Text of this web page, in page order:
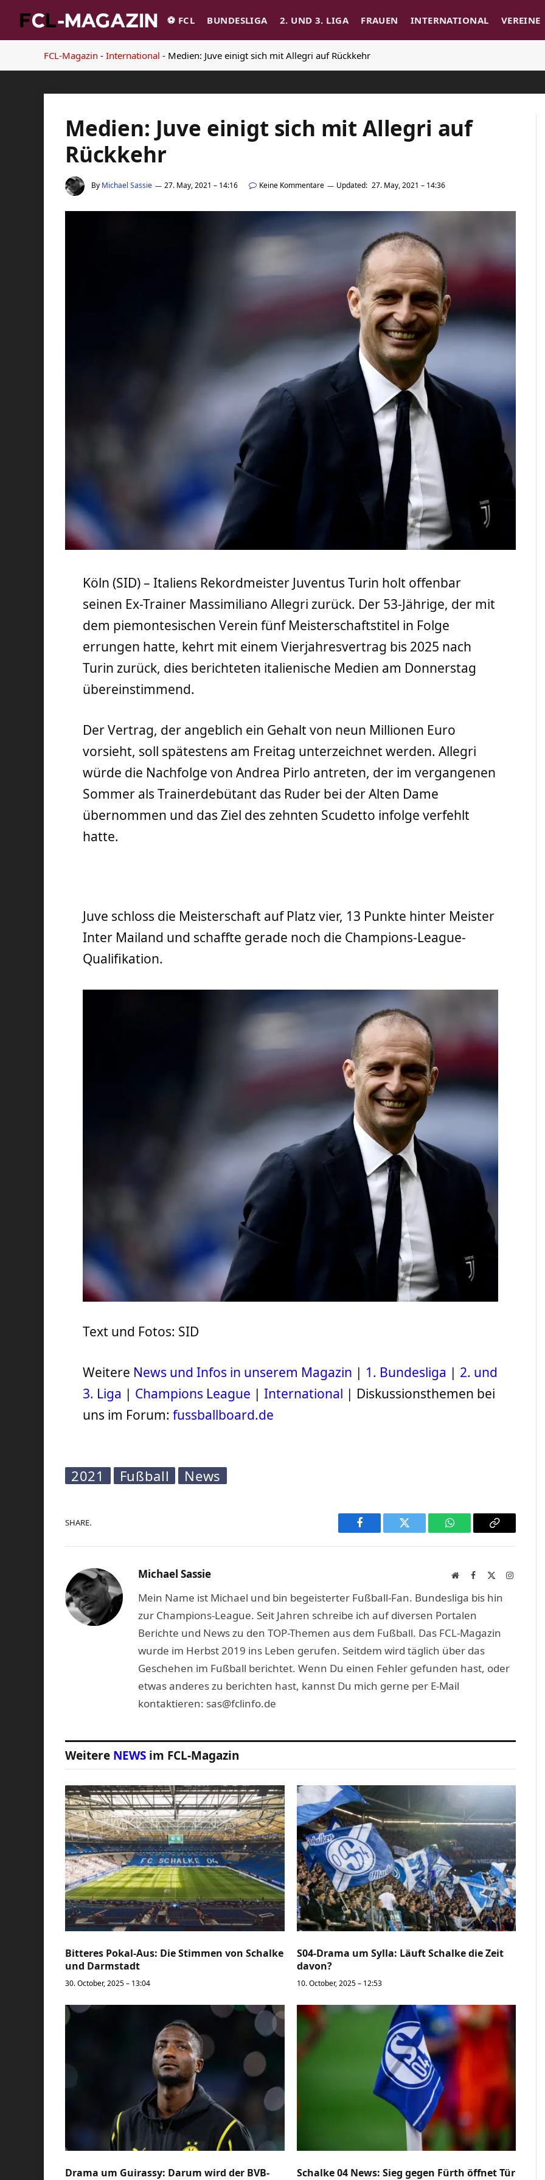
⚽️ FCL BUNDESLIGA 2. UND 3. LIGA FRAUEN INTERNATIONAL VEREINE
FCL-Magazin - International - Medien: Juve einigt sich mit Allegri auf Rückkehr
Medien: Juve einigt sich mit Allegri auf
Rückkehr
By Michael Sassie 27. May, 2021 – 14:16 Keine Kommentare Updated: 27. May, 2021 – 14:36
Köln (SID) – Italiens Rekordmeister Juventus Turin holt offenbar
seinen Ex-Trainer Massimiliano Allegri zurück. Der 53-Jährige, der mit
dem piemontesischen Verein fünf Meisterschaftstitel in Folge
errungen hatte, kehrt mit einem Vierjahresvertrag bis 2025 nach
Turin zurück, dies berichteten italienische Medien am Donnerstag
übereinstimmend.
Der Vertrag, der angeblich ein Gehalt von neun Millionen Euro
vorsieht, soll spätestens am Freitag unterzeichnet werden. Allegri
würde die Nachfolge von Andrea Pirlo antreten, der im vergangenen
Sommer als Trainerdebütant das Ruder bei der Alten Dame
übernommen und das Ziel des zehnten Scudetto infolge verfehlt
hatte.
Juve schloss die Meisterschaft auf Platz vier, 13 Punkte hinter Meister
Inter Mailand und schaffte gerade noch die Champions-League-
Qualifikation.
Text und Fotos: SID
Weitere News und Infos in unserem Magazin | 1. Bundesliga | 2. und
3. Liga | Champions League |International | Diskussionsthemen bei
uns im Forum:fussballboard.de
2021 Fußball News
SHARE.
Facebook Twitter WhatsAppCopy
Michael Sassie WebsiteFacebook
Mein Name ist Michael und bin begeisterter Fußball-Fan. Bundesliga bis hin
zur Champions-League. Seit Jahren schreibe ich auf diversen Portalen
Berichte und News zu den TOP-Themen aus dem Fußball. Das FCL-Magazin
wurde im Herbst 2019 ins Leben gerufen. Seitdem wird täglich über das
Geschehen im Fußball berichtet. Wenn Du einen Fehler gefunden hast, oder
etwas anderes zu berichten hast, kannst Du mich gerne per E-Mail
kontaktieren: sas@fclinfo.de
Weitere NEWS im FCL-Magazin
Bitteres Pokal-Aus: Die Stimmen von Schalke
und Darmstadt
30. October, 2025 – 13:04
S04-Drama um Sylla: Läuft Schalke die Zeit
davon?
10. October, 2025 – 12:53
Drama um Guirassy: Darum wird der BVB-
Schalke 04 News: Sieg gegen Fürth öffnet Tür